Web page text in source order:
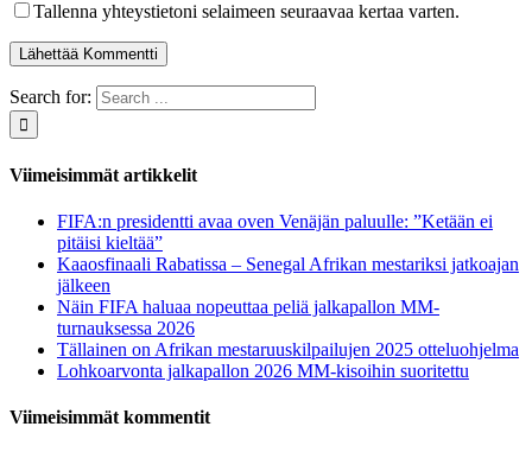
Tallenna yhteystietoni selaimeen seuraavaa kertaa varten.
Search for:
Viimeisimmät artikkelit
FIFA:n presidentti avaa oven Venäjän paluulle: ”Ketään ei
pitäisi kieltää”
Kaaosfinaali Rabatissa – Senegal Afrikan mestariksi jatkoajan
jälkeen
Näin FIFA haluaa nopeuttaa peliä jalkapallon MM-
turnauksessa 2026
Tällainen on Afrikan mestaruuskilpailujen 2025 otteluohjelma
Lohkoarvonta jalkapallon 2026 MM-kisoihin suoritettu
Viimeisimmät kommentit